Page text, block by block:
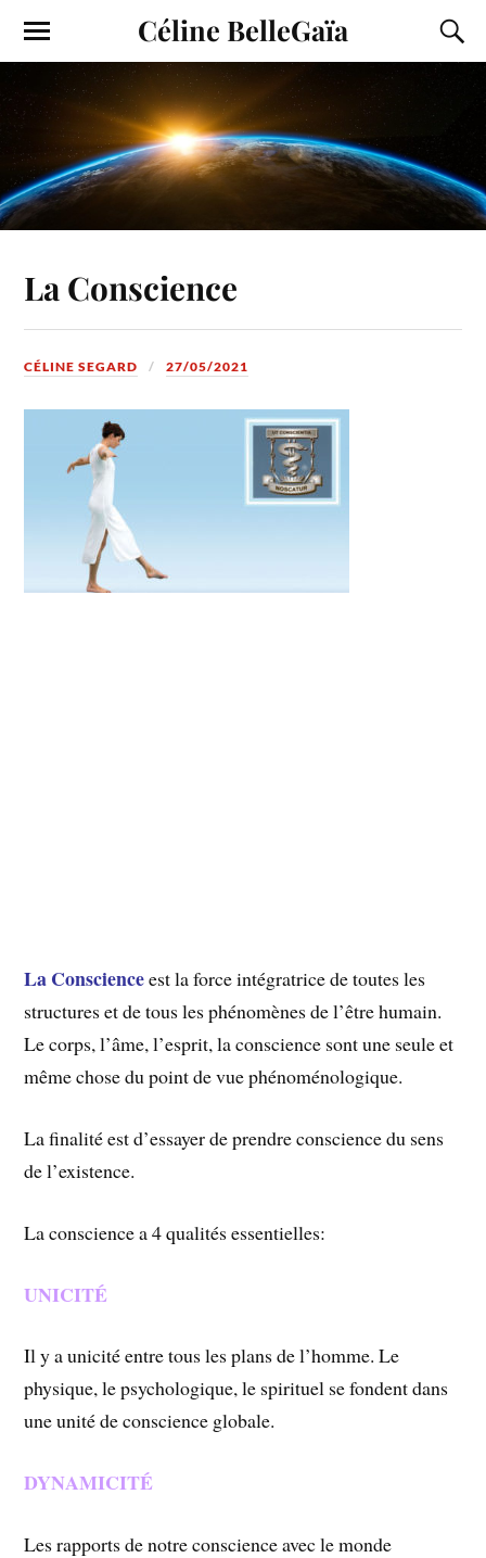
Céline BelleGaïa
La Conscience
CÉLINE SEGARD 27/05/2021
La Conscienceest la force intégratrice de toutes les
structures et de tous les phénomènes de l’être humain.
Le corps, l’âme, l’esprit, la conscience sont une seule et
même chose du point de vue phénoménologique.
La finalité est d’essayer de prendre conscience du sens
de l’existence.
La conscience a 4 qualités essentielles:
UNICITÉ
Il y a unicité entre tous les plans de l’homme. Le
physique, le psychologique, le spirituel se fondent dans
une unité de conscience globale.
DYNAMICITÉ
Les rapports de notre conscience avec le monde